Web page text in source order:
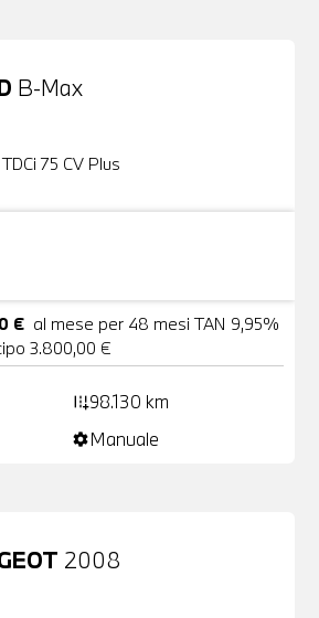
B-Max
75 CV Plus
€ al mese per 48 mesi TAN 9,95%
3.800,00 €
add_road98.130 km
settingsManuale
2008